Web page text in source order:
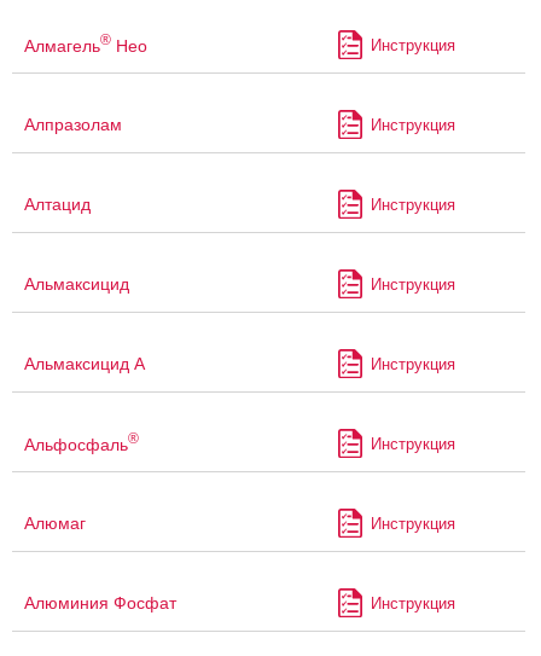
Алмагель® Нео Инструкция
Алпразолам Инструкция
Алтацид Инструкция
Альмаксицид Инструкция
Альмаксицид А Инструкция
Альфосфаль® Инструкция
Алюмаг Инструкция
Алюминия Фосфат Инструкция